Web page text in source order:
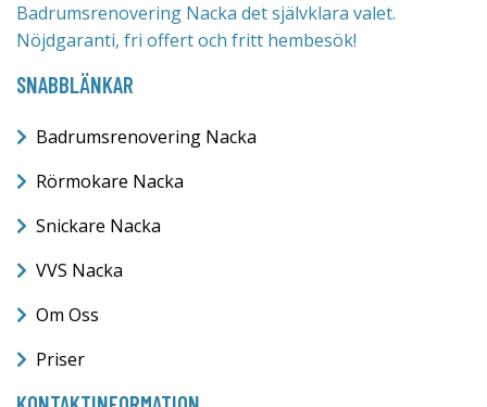
Badrumsrenovering Nacka det självklara valet.
Nöjdgaranti, fri offert och fritt hembesök!
SNABBLÄNKAR
Badrumsrenovering Nacka
Rörmokare Nacka
Snickare Nacka
VVS Nacka
Om Oss
Priser